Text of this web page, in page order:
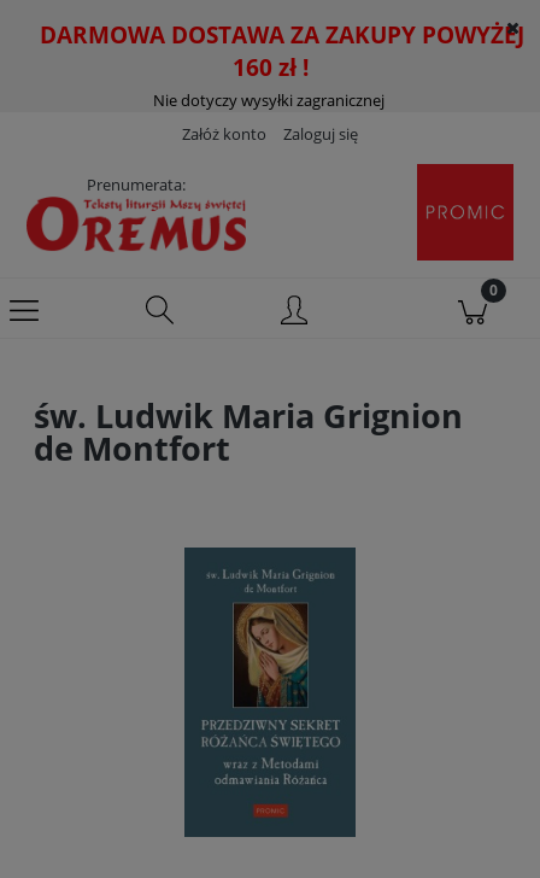
DARMOWA DOSTAWA ZA ZAKUPY POWYŻEJ
160 zł !
Nie dotyczy wysyłki zagranicznej
Załóż konto
Zaloguj się
Prenumerata:
św. Ludwik Maria Grignion
de Montfort